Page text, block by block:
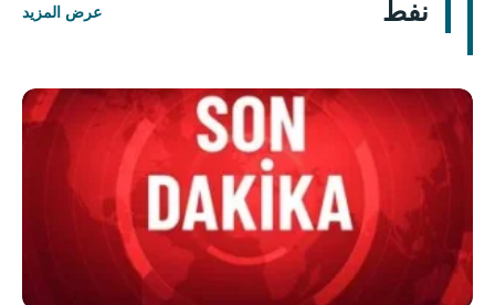
نفط عرض المزيد